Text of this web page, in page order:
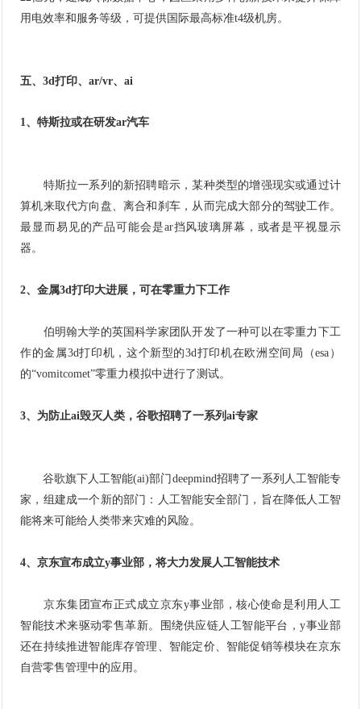
用电效率和服务等级，可提供国际最高标准t4级机房。
五、3d打印、ar/vr、ai
1、特斯拉或在研发ar汽车
特斯拉一系列的新招聘暗示，某种类型的增强现实或通过计
算机来取代方向盘、离合和刹车，从而完成大部分的驾驶工作。
最显而易见的产品可能会是ar挡风玻璃屏幕，或者是平视显示
器。
2、金属3d打印大进展，可在零重力下工作
伯明翰大学的英国科学家团队开发了一种可以在零重力下工
作的金属3d打印机，这个新型的3d打印机在欧洲空间局（esa）
的“vomitcomet”零重力模拟中进行了测试。
3、为防止ai毁灭人类，谷歌招聘了一系列ai专家
谷歌旗下人工智能(ai)部门deepmind招聘了一系列人工智能专
家，组建成一个新的部门：人工智能安全部门，旨在降低人工智
能将来可能给人类带来灾难的风险。
4、京东宣布成立y事业部，将大力发展人工智能技术
京东集团宣布正式成立京东y事业部，核心使命是利用人工
智能技术来驱动零售革新。围绕供应链人工智能平台，y事业部
还在持续推进智能库存管理、智能定价、智能促销等模块在京东
自营零售管理中的应用。